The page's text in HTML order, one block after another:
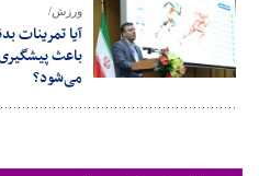
ورزش/
آیا تمرینات
باعث
می‌شود؟